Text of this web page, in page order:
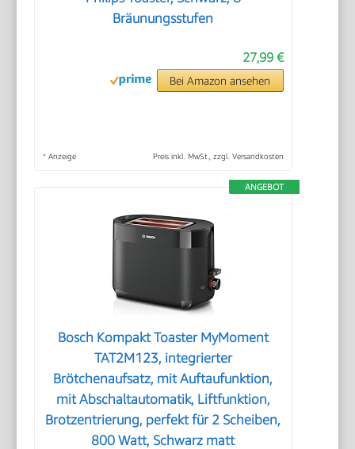
Bräunungsstufen
27,99 €
Bei Amazon ansehen
* Anzeige Preis inkl. MwSt., zzgl. Versandkosten
ANGEBOT
Bosch Kompakt Toaster MyMoment
TAT2M123, integrierter
Brötchenaufsatz, mit Auftaufunktion,
mit Abschaltautomatik, Liftfunktion,
Brotzentrierung, perfekt für 2 Scheiben,
800 Watt, Schwarz matt